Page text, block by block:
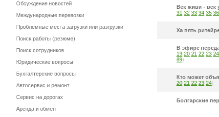
Обсуждение новостей
Международные перевозки
Проблемные места загрузки или разгрузки
Поиск работы (резюме)
Поиск сотрудников
Юридические вопросы
Бухгалтерские вопросы
Автосервис и ремонт
Сервис на дорогах
Аренда и обмен
Век живи - век
31 32 33 34 35 36
Ха пять
В эфире
19 20 21 22 23 24
89)
Кто может
20 21 22 23 24)
Болгарские